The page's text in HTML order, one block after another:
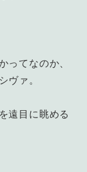
ってなのか、
ヴァ。
遠目に眺める